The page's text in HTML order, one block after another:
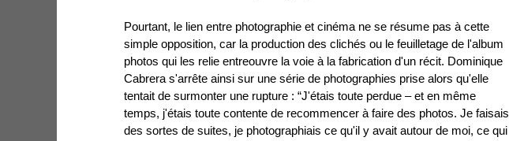
Pourtant, le lien entre photographie et cinéma ne se résume pas à cette
simple opposition, car la production des clichés ou le feuilletage de l'album
photos qui les relie entreouvre la voie à la fabrication d'un récit. Dominique
Cabrera s'arrête ainsi sur une série de photographies prise alors qu'elle
tentait de surmonter une rupture : “J'étais toute perdue – et en même
temps, j'étais toute contente de recommencer à faire des photos. Je faisais
des sortes de suites, je photographiais ce qu'il y avait autour de moi, ce qui